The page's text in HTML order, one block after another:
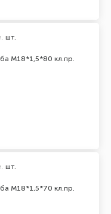
M18*1,5*80 кл.пр.
шт.
M18*1,5*70 кл.пр.
шт.